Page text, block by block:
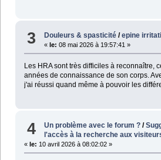
3 Douleurs & spasticité /epine
«le: 08 mai 2026 à 19:57:41 »
Les HRA sont très difficiles à reconnaître,
années de connaissance de son corps.
j'ai réussi quand même à pouvoir les
4 Un problème avec le forum ? /
l'accès à la recherche aux
« le: 10 avril 2026 à 08:02:02 »